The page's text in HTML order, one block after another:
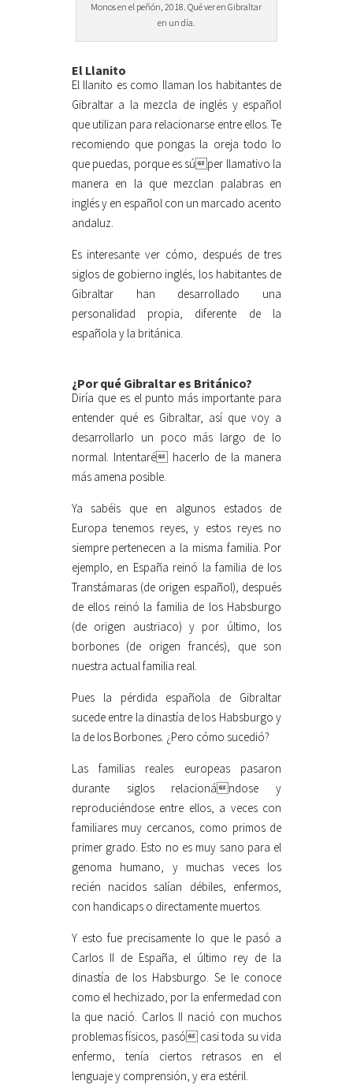
Monos en el peñón, 2018. Qué ver en Gibraltar
en un día.
El Llanito
El llanito es como llaman los habitantes de
Gibraltar a la mezcla de inglés y español
que utilizan para relacionarse entre ellos. Te
recomiendo que pongas la oreja todo lo
que puedas, porque es súper llamativo la
manera en la que mezclan palabras en
inglés y en español con un marcado acento
andaluz.
Es interesante ver cómo, después de tres
siglos de gobierno inglés, los habitantes de
Gibraltar han desarrollado una
personalidad propia, diferente de la
española y la británica.
¿Por qué Gibraltar es Británico?
Diría que es el punto más importante para
entender qué es Gibraltar, así que voy a
desarrollarlo un poco más largo de lo
normal. Intentaré hacerlo de la manera
más amena posible.
Ya sabéis que en algunos estados de
Europa tenemos reyes, y estos reyes no
siempre pertenecen a la misma familia. Por
ejemplo, en España reinó la familia de los
Transtámaras (de origen español), después
de ellos reinó la familia de los Habsburgo
(de origen austriaco) y por último, los
borbones (de origen francés), que son
nuestra actual familia real.
Pues la pérdida española de Gibraltar
sucede entre la dinastía de los Habsburgo y
la de los Borbones. ¿Pero cómo sucedió?
Las familias reales europeas pasaron
durante siglos relacionándose y
reproduciéndose entre ellos, a veces con
familiares muy cercanos, como primos de
primer grado. Esto no es muy sano para el
genoma humano, y muchas veces los
recién nacidos salían débiles, enfermos,
con handicaps o directamente muertos.
Y esto fue precisamente lo que le pasó a
Carlos II de España, el último rey de la
dinastía de los Habsburgo. Se le conoce
como el hechizado, por la enfermedad con
la que nació. Carlos II nació con muchos
problemas físicos, pasó casi toda su vida
enfermo, tenía ciertos retrasos en el
lenguaje y comprensión, y era estéril.